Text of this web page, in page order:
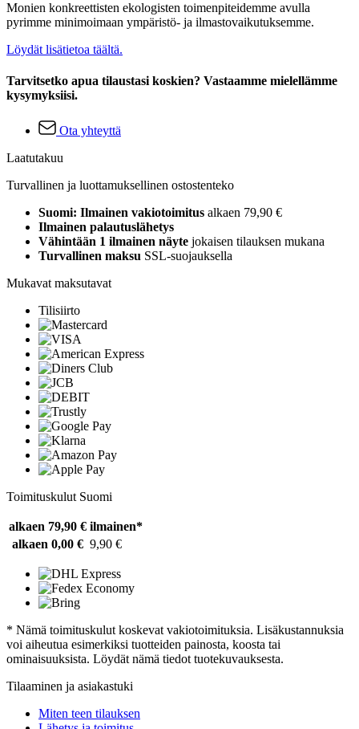
Monien konkreettisten ekologisten toimenpiteidemme avulla
pyrimme minimoimaan ympäristö- ja ilmastovaikutuksemme.
Löydät lisätietoa täältä.
Tarvitsetko apua tilaustasi koskien? Vastaamme mielellämme
kysymyksiisi.
Ota yhteyttä
Laatutakuu
Turvallinen ja luottamuksellinen ostostenteko
Suomi: Ilmainen vakiotoimitus alkaen 79,90 €
Ilmainen palautuslähetys
Vähintään 1 ilmainen näyte jokaisen tilauksen mukana
Turvallinen maksu SSL-suojauksella
Mukavat maksutavat
Tilisiirto
Toimituskulut Suomi
alkaen 79,90 € ilmainen*
alkaen 0,00 € 9,90 €
* Nämä toimituskulut koskevat vakiotoimituksia. Lisäkustannuksia
voi aiheutua esimerkiksi tuotteiden painosta, koosta tai
ominaisuuksista. Löydät nämä tiedot tuotekuvauksesta.
Tilaaminen ja asiakastuki
Miten teen tilauksen